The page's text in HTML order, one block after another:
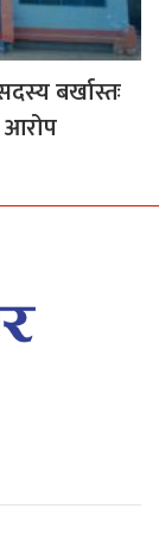
बर्खास्तः
आरोप